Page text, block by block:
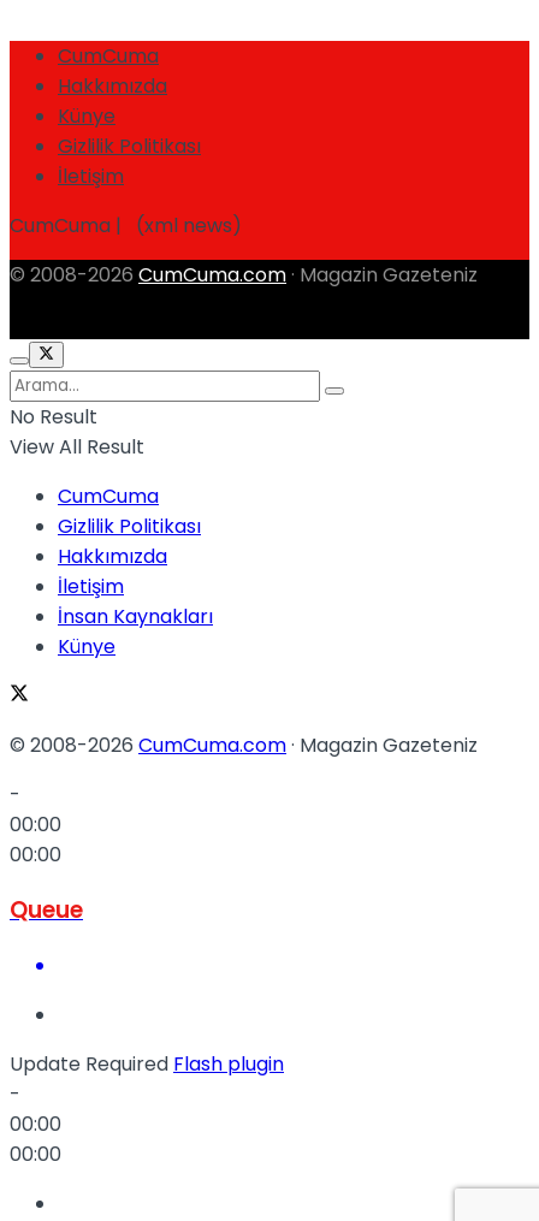
CumCuma
Hakkımızda
Künye
Gizlilik Politikası
İletişim
CumCuma | (xml news)
© 2008-2026 CumCuma.com · Magazin Gazeteniz
No Result
View All Result
CumCuma
Gizlilik Politikası
Hakkımızda
İletişim
İnsan Kaynakları
Künye
© 2008-2026 CumCuma.com· Magazin Gazeteniz
-
00:00
00:00
Queue
Update Required Flash plugin
-
00:00
00:00